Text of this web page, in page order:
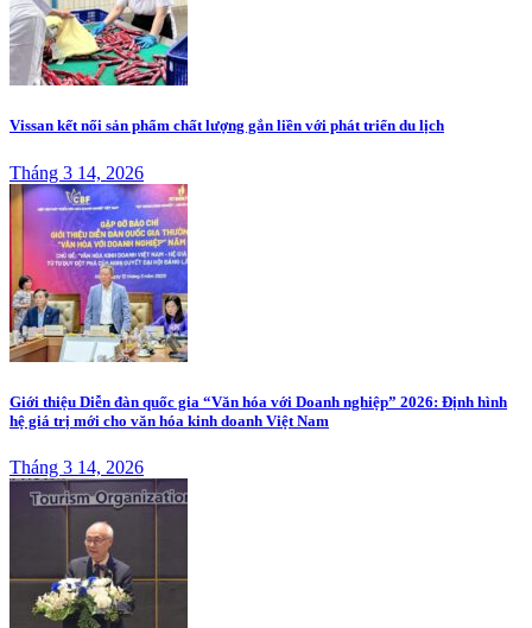
Vissan kết nối sản phẩm chất lượng gắn liền với phát triển du lịch
Tháng 3 14, 2026
Giới thiệu Diễn đàn quốc gia “Văn hóa với Doanh nghiệp” 2026: Định hình
hệ giá trị mới cho văn hóa kinh doanh Việt Nam
Tháng 3 14, 2026